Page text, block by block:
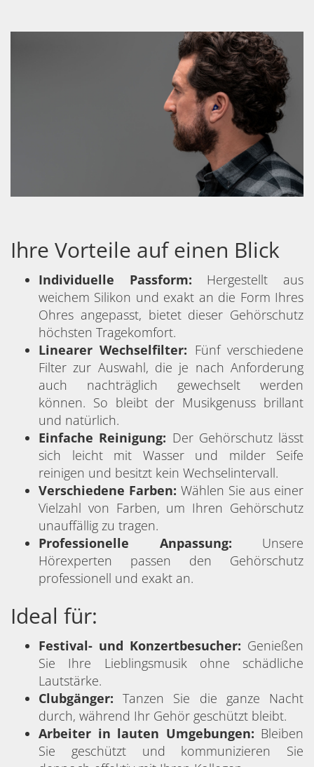
Ihre Vorteile auf einen Blick
Individuelle Passform: Hergestellt aus
weichem Silikon und exakt an die Form Ihres
Ohres angepasst, bietet dieser Gehörschutz
höchsten Tragekomfort.
Linearer Wechselfilter: Fünf verschiedene
Filter zur Auswahl, die je nach Anforderung
auch nachträglich gewechselt werden
können. So bleibt der Musikgenuss brillant
und natürlich.
Einfache Reinigung: Der Gehörschutz lässt
sich leicht mit Wasser und milder Seife
reinigen und besitzt kein Wechselintervall.
Verschiedene Farben: Wählen Sie aus einer
Vielzahl von Farben, um Ihren Gehörschutz
unauffällig zu tragen.
Professionelle Anpassung: Unsere
Hörexperten passen den Gehörschutz
professionell und exakt an.
Ideal für:
Festival- und Konzertbesucher: Genießen
Sie Ihre Lieblingsmusik ohne schädliche
Lautstärke.
Clubgänger: Tanzen Sie die ganze Nacht
durch, während Ihr Gehör geschützt bleibt.
Arbeiter in lauten Umgebungen: Bleiben
Sie geschützt und kommunizieren Sie